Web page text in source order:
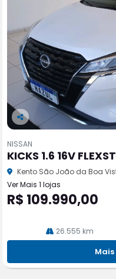
Co
pa
rtil
he
NISSAN
KICKS 1.6 16V
Kento São João da Boa
Ver Mais 1 lojas
R$ 109.990,00
26.555 km